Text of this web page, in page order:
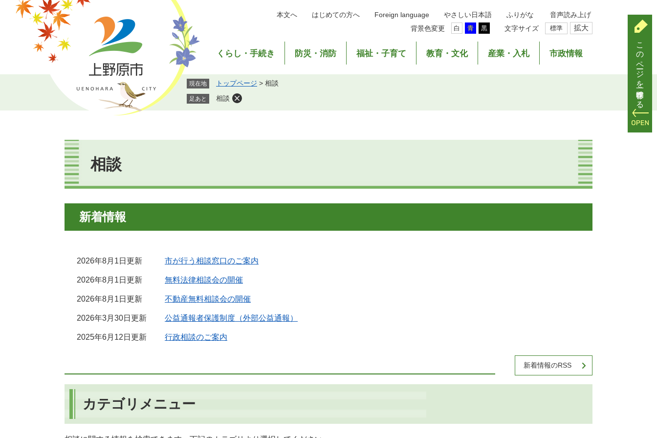
で
ば
本
本文へ はじめての方へ Foreign language やさしい日本語 ふりがな
音声読み上げ
背景色変更
白 青 黒 文字サイズ 標準 拡大
くらし・手続き 防災・消防 福祉・子育て 教育・文化 産業・入札 市政情報
現在地 トップページ > 相談
足あと 相談
本
文
相談
新着情報
2026年8月1日更新 市が行う相談窓口のご案内
2026年8月1日更新 無料法律相談会の開催
2026年8月1日更新 不動産無料相談会の開催
2026年3月30日更新 公益通報者保護制度（外部公益通報）
2025年6月12日更新 行政相談のご案内
新着情報のRSS
カテゴリメニュー
このページを一時保存する